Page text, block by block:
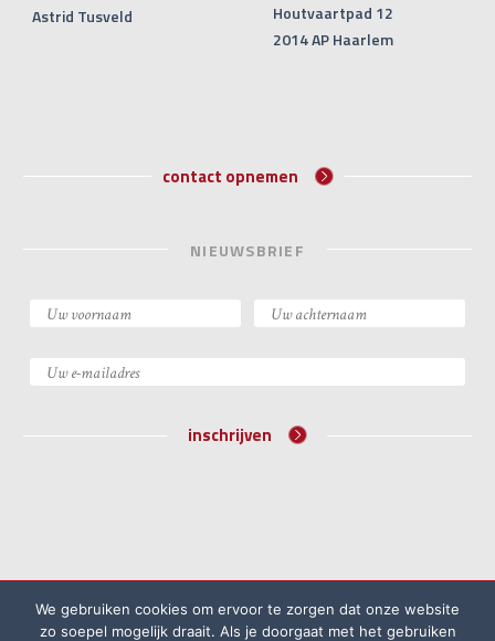
Astrid Tusveld
Houtvaartpad 12
2014 AP Haarlem
contact opnemen
NIEUWSBRIEF
inschrijven
Algemene voorwaarden
Klachtenprocedure
We gebruiken cookies om ervoor te zorgen dat onze website
zo soepel mogelijk draait. Als je doorgaat met het gebruiken